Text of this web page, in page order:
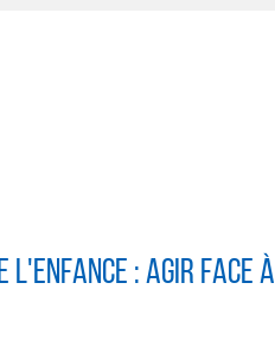
l'enfance : Agir face à